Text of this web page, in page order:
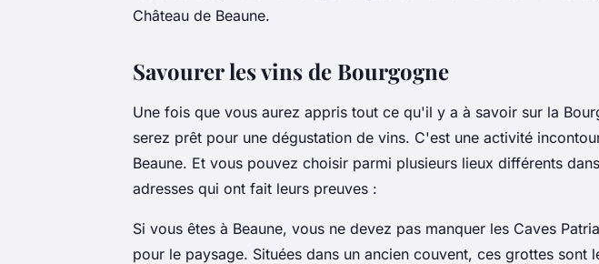
Château de Beaune.
Savourer les vins de Bourgogne
Une fois que vous aurez appris tout ce qu'il y a à savoir sur la
serez prêt pour une dégustation de vins. C'est une activité
Beaune. Et vous pouvez choisir parmi plusieurs lieux différents
adresses qui ont fait leurs preuves :
Si vous êtes à Beaune, vous ne devez pas manquer les Caves
pour le paysage. Situées dans un ancien couvent, ces grottes sont